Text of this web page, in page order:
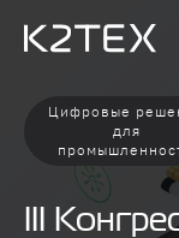
Цифровые
для
III